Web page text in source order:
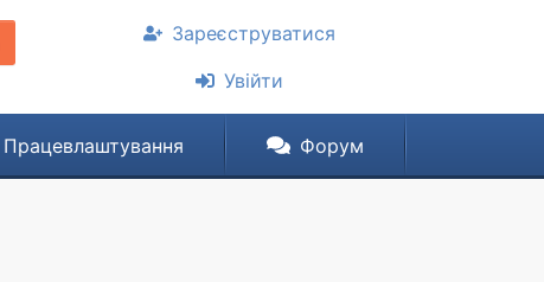
Зареєструватися
Увійти
Працевлаштування Форум